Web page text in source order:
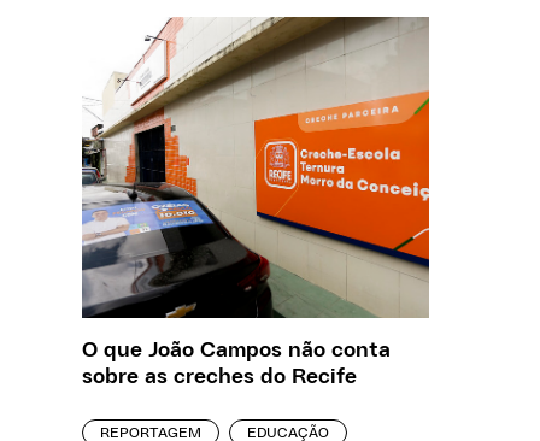
O que João Campos não conta
sobre as creches do Recife
REPORTAGEM EDUCAÇÃO